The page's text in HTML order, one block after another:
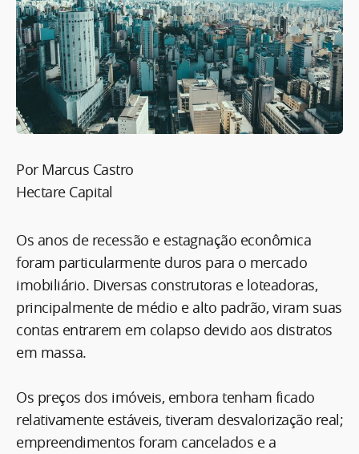
Por Marcus Castro
Hectare Capital
Os anos de recessão e estagnação econômica
foram particularmente duros para o mercado
imobiliário. Diversas construtoras e loteadoras,
principalmente de médio e alto padrão, viram suas
contas entrarem em colapso devido aos distratos
em massa.
Os preços dos imóveis, embora tenham ficado
relativamente estáveis, tiveram desvalorização real;
empreendimentos foram cancelados e a